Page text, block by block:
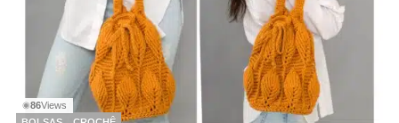
◉86Views